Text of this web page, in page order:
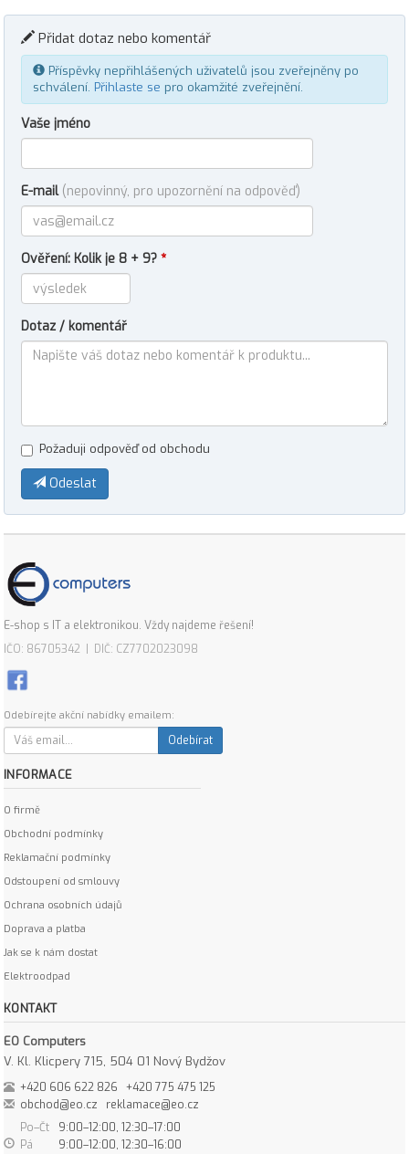
Přidat dotaz nebo komentář
Příspěvky nepřihlášených uživatelů jsou zveřejněny po
schválení. Přihlaste se pro okamžité zveřejnění.
Vaše jméno
E-mail (nepovinný, pro upozornění na odpověď)
Ověření: Kolik je 8 + 9? *
Dotaz / komentář
Požaduji odpověď od obchodu
Odeslat
E-shop s IT a elektronikou. Vždy najdeme řešení!
IČO: 86705342 | DIČ: CZ7702023098
Odebírejte akční nabídky emailem:
Odebírat
INFORMACE
O firmě
Obchodní podmínky
Reklamační podmínky
Odstoupení od smlouvy
Ochrana osobních údajů
Doprava a platba
Jak se k nám dostat
Elektroodpad
KONTAKT
EO Computers
V. Kl. Klicpery 715, 504 01 Nový Bydžov
+420 606 622 826
+420 775 475 125
obchod@eo.cz
reklamace@eo.cz
Po–Čt
9:00–12:00, 12:30–17:00
Pá
9:00–12:00, 12:30–16:00